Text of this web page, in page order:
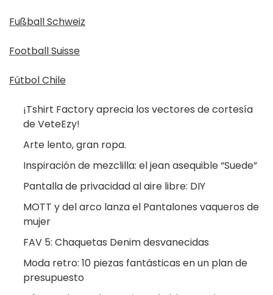
Fußball Schweiz
Football Suisse
Fútbol Chile
¡Tshirt Factory aprecia los vectores de cortesía
de VeteEzy!
Arte lento, gran ropa.
Inspiración de mezclilla: el jean asequible “Suede”
Pantalla de privacidad al aire libre: DIY
MOTT y del arco lanza el Pantalones vaqueros de
mujer
FAV 5: Chaquetas Denim desvanecidas
Moda retro: 10 piezas fantásticas en un plan de
presupuesto